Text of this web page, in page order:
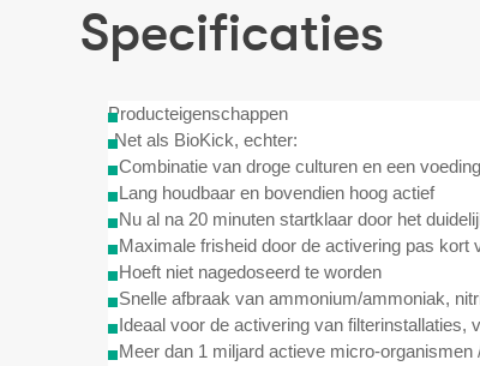
Specificaties
Producteigenschappen
-Net als BioKick, echter:
- Combinatie van droge culturen en een
- Lang houdbaar en bovendien hoog actief
- Nu al na 20 minuten startklaar door het
- Maximale frisheid door de activering pas kort
- Hoeft niet nagedoseerd te worden
- Snelle afbraak van ammonium/ammoniak,
- Ideaal voor de activering van filterinstallaties,
- Meer dan 1 miljard actieve micro-